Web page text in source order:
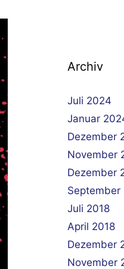
Archiv
Juli 2024
Januar
Dezember
November
Dezember
September
Juli 2018
April 2018
Dezember
November